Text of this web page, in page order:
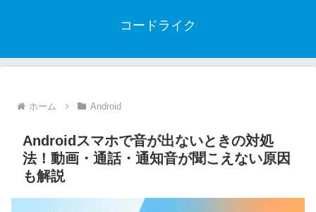
コードライク
ホーム Android
Androidスマホで音が出ないときの対処
法！動画・通話・通知音が聞こえない原因
も解説